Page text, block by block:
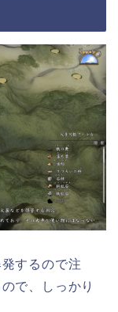
するので注
で、しっかり